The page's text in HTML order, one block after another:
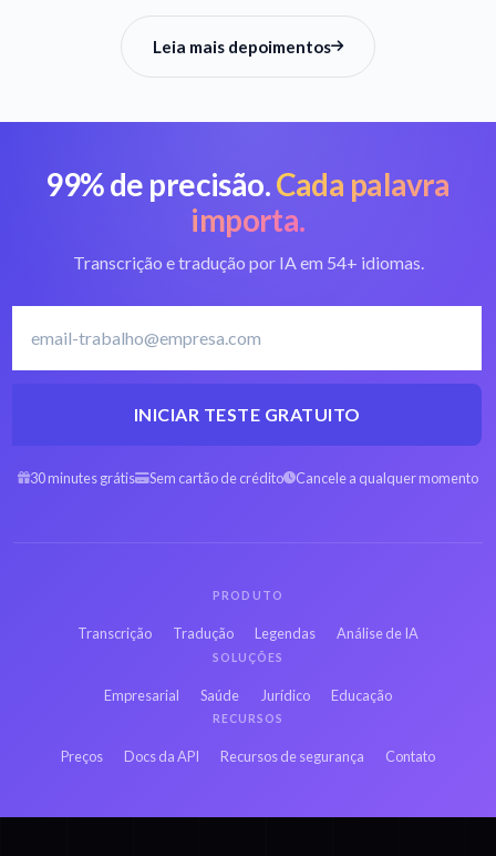
Leia mais depoimentos
99% de precisão.Cada palavra
importa.
Transcrição e tradução por IA em 54+ idiomas.
INICIAR TESTE GRATUITO
30 minutes grátis Sem cartão de crédito Cancele a qualquer momento
PRODUTO
Transcrição Tradução Legendas Análise de IA
SOLUÇÕES
Empresarial Saúde Jurídico Educação
RECURSOS
Preços Docs da API Recursos de segurança Contato